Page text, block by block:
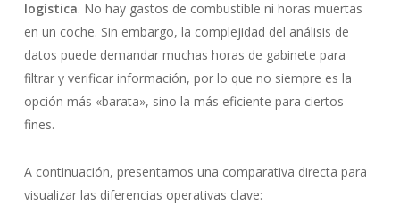
logística. No hay gastos de combustible ni horas muertas
en un coche. Sin embargo, la complejidad del análisis de
datos puede demandar muchas horas de gabinete para
filtrar y verificar información, por lo que no siempre es la
opción más «barata», sino la más eficiente para ciertos
fines.
A continuación, presentamos una comparativa directa para
visualizar las diferencias operativas clave: